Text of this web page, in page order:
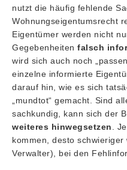
nutzt die häufig fehlende
Wohnungseigentumsrecht
Eigentümer werden nicht
Gegebenheiten falsch
wird sich auch noch
einzelne informierte
darauf hin, wie es sich
„mundtot“ gemacht. Sind
sachkundig, kann sich der
weiteres hinwegsetzen .
kommen, desto
Verwalter), bei den